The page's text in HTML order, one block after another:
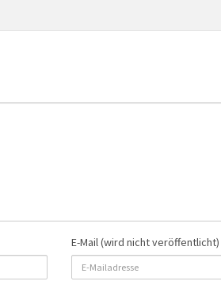
E-Mail (wird nicht veröffentlicht)